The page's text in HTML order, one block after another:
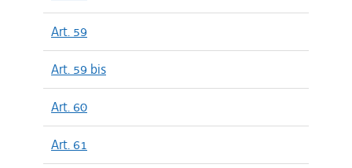
Art. 59
Art. 59 bis
Art. 60
Art. 61